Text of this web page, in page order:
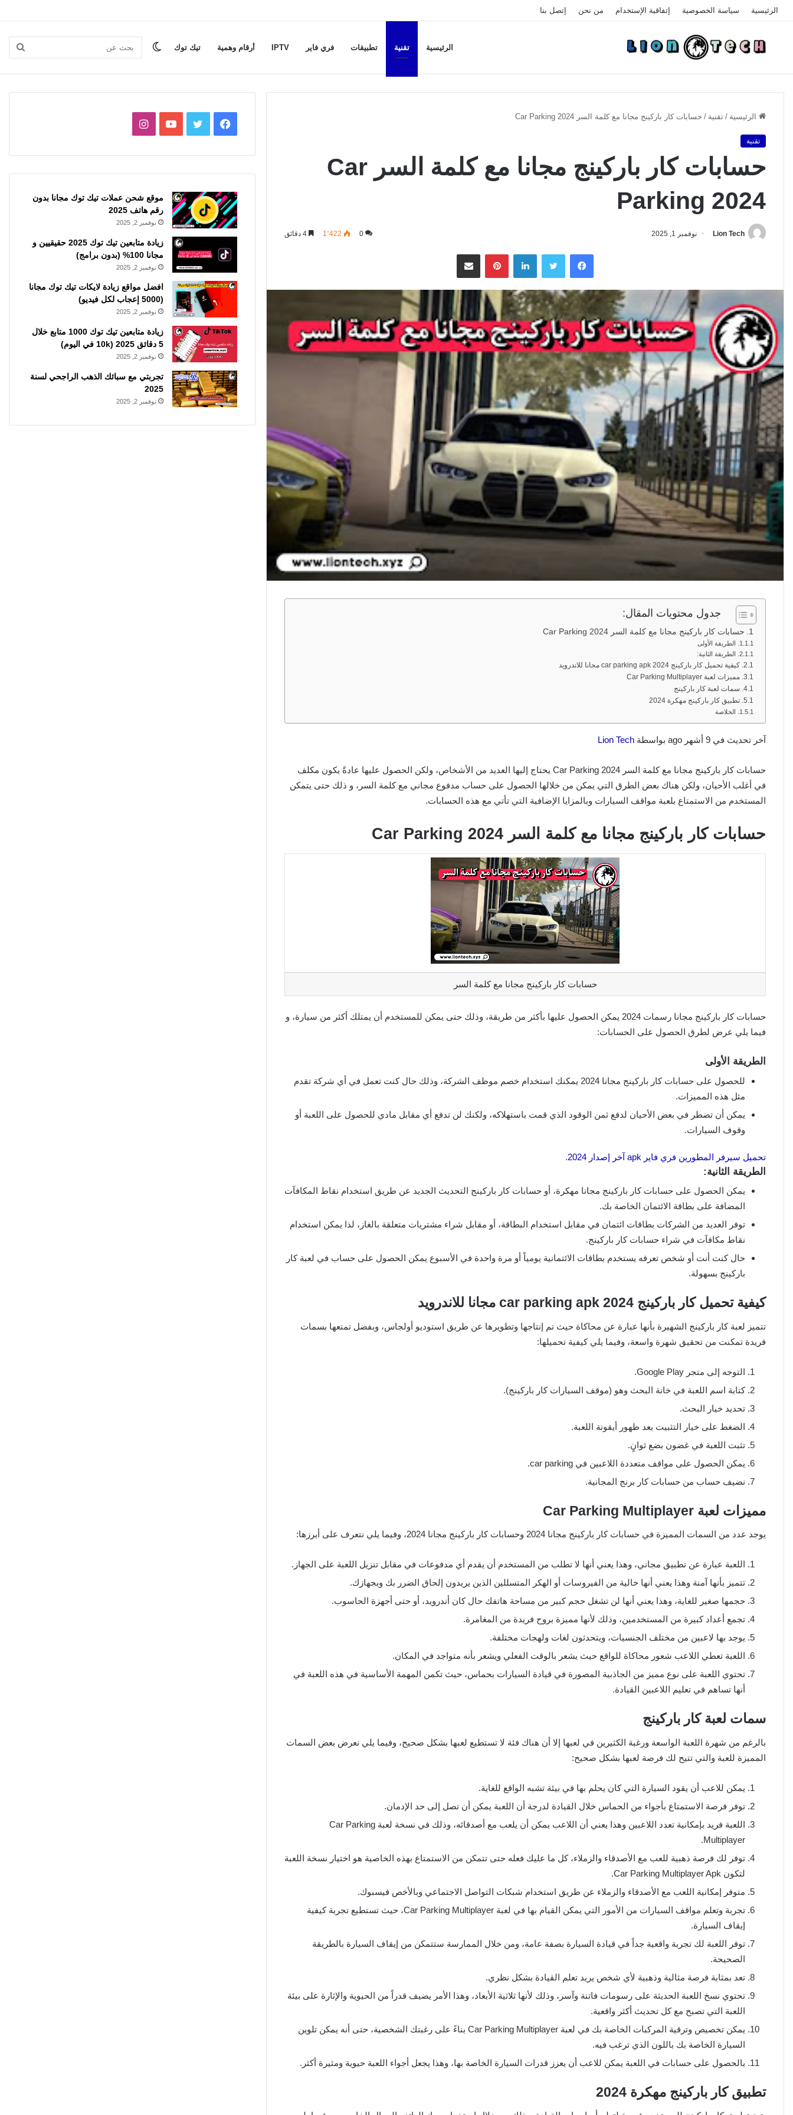
الرئيسية سياسة الخصوصية إتفاقية الإستخدام من نحن إتصل بنا
الرئيسية تقنية تطبيقات فري فاير IPTV أرقام وهمية تيك توك بحث الوضع
الرئيسية / تقنية / حسابات كار باركينج مجانا مع كلمة السر Car Parking 2024
تقنية
حسابات كار باركينج مجانا مع كلمة السر Car
Parking 2024
Lion Tech نوفمبر 1, 2025 0 1٬422
فيسبوك تويتر لينكدإن بينتيريستمشاركة عبر البريد
جدول محتويات المقال:
حسابات كار باركينج مجانا مع كلمة السر Car Parking 2024
الطريقة الأولى
الطريقة الثانية:
كيفية تحميل كار باركينج 2024 car parking apk مجانا للاندرويد
مميزات لعبة Car Parking Multiplayer
سمات لعبة كار باركينج
تطبيق كار باركينج مهكرة 2024
الخلاصة
آخر تحديث في 9 أشهر ago بواسطة Lion Tech
حسابات كار باركينج مجانا مع كلمة السر Car Parking 2024 يحتاج إليها العديد من الأشخاص، ولكن الحصول عليها عادةً يكون مكلف
في أغلب الأحيان، ولكن هناك بعض الطرق التي يمكن من خلالها الحصول على حساب مدفوع مجاني مع كلمة السر، و ذلك حتى يتمكن
المستخدم من الاستمتاع بلعبة مواقف السيارات وبالمزايا الإضافية التي تأتي مع هذه الحسابات.
حسابات كار باركينج مجانا مع كلمة السر Car Parking 2024
حسابات كار باركينج مجانا مع كلمة السر
حسابات كار باركينج مجانا رسمات 2024 يمكن الحصول عليها بأكثر من طريقة، وذلك حتى يمكن للمستخدم أن يمتلك أكثر من سيارة، و
فيما يلي عرض لطرق الحصول على الحسابات:
الطريقة الأولى
للحصول على حسابات كار باركينج مجانا 2024 يمكنك استخدام خصم موظف الشركة، وذلك حال كنت تعمل في أي شركة تقدم
مثل هذه المميزات.
يمكن أن تضطر في بعض الأحيان لدفع ثمن الوقود الذي قمت باستهلاكه، ولكنك لن تدفع أي مقابل مادي للحصول على اللعبة أو
وقوف السيارات.
تحميل سيرفر المطورين فري فاير apk آخر إصدار 2024 .
الطريقة الثانية:
يمكن الحصول على حسابات كار باركينج مجانا مهكرة، أو حسابات كار باركينج التحديث الجديد عن طريق استخدام نقاط المكافآت
المضافة على بطاقة الائتمان الخاصة بك.
توفر العديد من الشركات بطاقات ائتمان في مقابل استخدام البطاقة، أو مقابل شراء مشتريات متعلقة بالغاز، لذا يمكن استخدام
نقاط مكافآت في شراء حسابات كار باركينج.
حال كنت أنت أو شخص تعرفه يستخدم بطاقات الائتمانية يومياً أو مرة واحدة في الأسبوع يمكن الحصول على حساب في لعبة كار
باركينج بسهولة.
كيفية تحميل كار باركينج 2024 car parking apk مجانا للاندرويد
تتميز لعبة كار باركينج الشهيرة بأنها عبارة عن محاكاة حيث تم إنتاجها وتطويرها عن طريق استوديو أولجاس، وبفضل تمتعها بسمات
فريدة تمكنت من تحقيق شهرة واسعة، وفيما يلي كيفية تحميلها:
التوجه إلى متجر Google Play.
كتابة اسم اللعبة في خانة البحث وهو (موقف السيارات كار باركينج).
تحديد خيار البحث.
الضغط على خيار التثبيت بعد ظهور أيقونة اللعبة.
تثبت اللعبة في غضون بضع ثوانٍ.
يمكن الحصول على مواقف متعددة اللاعبين في car parking.
نضيف حساب من حسابات كار برنج المجانية.
مميزات لعبة Car Parking Multiplayer
يوجد عدد من السمات المميزة في حسابات كار باركينج مجانا 2024 وحسابات كار باركينج مجانا 2024، وفيما يلي نتعرف على أبرزها:
اللعبة عبارة عن تطبيق مجاني، وهذا يعني أنها لا تطلب من المستخدم أن يقدم أي مدفوعات في مقابل تنزيل اللعبة على الجهاز.
تتميز بأنها آمنة وهذا يعني أنها خالية من الفيروسات أو الهكر المتسللين الذين يريدون إلحاق الضرر بك وبجهازك.
حجمها صغير للغاية، وهذا يعني أنها لن تشغل حجم كبير من مساحة هاتفك حال كان أندرويد، أو حتى أجهزة الحاسوب.
تجمع أعداد كبيرة من المستخدمين، وذلك لأنها مميزة بروح فريدة من المغامرة.
يوجد بها لاعبين من مختلف الجنسيات، ويتحدثون لغات ولهجات مختلفة.
اللعبة تعطي اللاعب شعور محاكاة للواقع حيث يشعر بالوقت الفعلي ويشعر بأنه متواجد في المكان.
تحتوي اللعبة على نوع مميز من الجاذبية المصورة في قيادة السيارات بحماس، حيث تكمن المهمة الأساسية في هذه اللعبة في
أنها تساهم في تعليم اللاعبين القيادة.
سمات لعبة كار باركينج
بالرغم من شهرة اللعبة الواسعة ورغبة الكثيرين في لعبها إلا أن هناك فئة لا تستطيع لعبها بشكل صحيح، وفيما يلي نعرض بعض السمات
المميزة للعبة والتي تتيح لك فرصة لعبها بشكل صحيح:
يمكن للاعب أن يقود السيارة التي كان يحلم بها في بيئة تشبه الواقع للغاية.
توفر فرصة الاستمتاع بأجواء من الحماس خلال القيادة لدرجة أن اللعبة يمكن أن تصل إلى حد الإدمان.
اللعبة فريد بإمكانية تعدد اللاعبين وهذا يعني أن اللاعب يمكن أن يلعب مع أصدقائه، وذلك في نسخة لعبة Car Parking
Multiplayer.
توفر لك فرصة ذهبية للعب مع الأصدقاء والزملاء، كل ما عليك فعله حتى تتمكن من الاستمتاع بهذه الخاصية هو اختيار نسخة اللعبة
لتكون Car Parking Multiplayer Apk.
متوفر إمكانية اللعب مع الأصدقاء والزملاء عن طريق استخدام شبكات التواصل الاجتماعي وبالأخص فيسبوك.
تجربة وتعلم مواقف السيارات من الأمور التي يمكن القيام بها في لعبة Car Parking Multiplayer، حيث تستطيع تجربة كيفية
إيقاف السيارة.
توفر اللعبة لك تجربة واقعية جداً في قيادة السيارة بصفة عامة، ومن خلال الممارسة ستتمكن من إيقاف السيارة بالطريقة
الصحيحة.
تعد بمثابة فرصة مثالية وذهبية لأي شخص يريد تعلم القيادة بشكل نظري.
تحتوي نسخ اللعبة الحديثة على رسومات فاتنة وآسر، وذلك لأنها ثلاثية الأبعاد، وهذا الأمر يضيف قدراً من الحيوية والإثارة على بيئة
اللعبة التي تصبح مع كل تحديث أكثر واقعية.
يمكن تخصيص وترقية المركبات الخاصة بك في لعبة Car Parking Multiplayer بناءً على رغبتك الشخصية، حتى أنه يمكن تلوين
السيارة الخاصة بك باللون الذي ترغب فيه.
بالحصول على حسابات في اللعبة يمكن للاعب أن يعزز قدرات السيارة الخاصة بها، وهذا يجعل أجواء اللعبة حيوية ومثيرة أكثر.
تطبيق كار باركينج مهكرة 2024
فيسبوكتويتر يوتيوبانستقرام
موقع شحن عملات تيك توك مجانا بدون
رقم هاتف 2025
نوفمبر 2, 2025
زيادة متابعين تيك توك 2025 حقيقيين و
مجانا 100% (بدون برامج)
نوفمبر 2, 2025
افضل مواقع زيادة لايكات تيك توك مجانا
(5000 إعجاب لكل فيديو)
نوفمبر 2, 2025
زيادة متابعين تيك توك 1000 متابع خلال
5 دقائق 2025 (10k في اليوم)
نوفمبر 2, 2025
تجربتي مع سبائك الذهب الراجحي لسنة
2025
نوفمبر 2, 2025